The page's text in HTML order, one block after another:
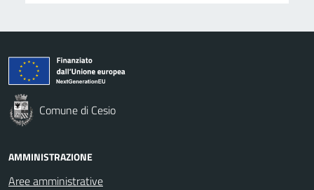
Comune di Cesio
AMMINISTRAZIONE
Aree amministrative